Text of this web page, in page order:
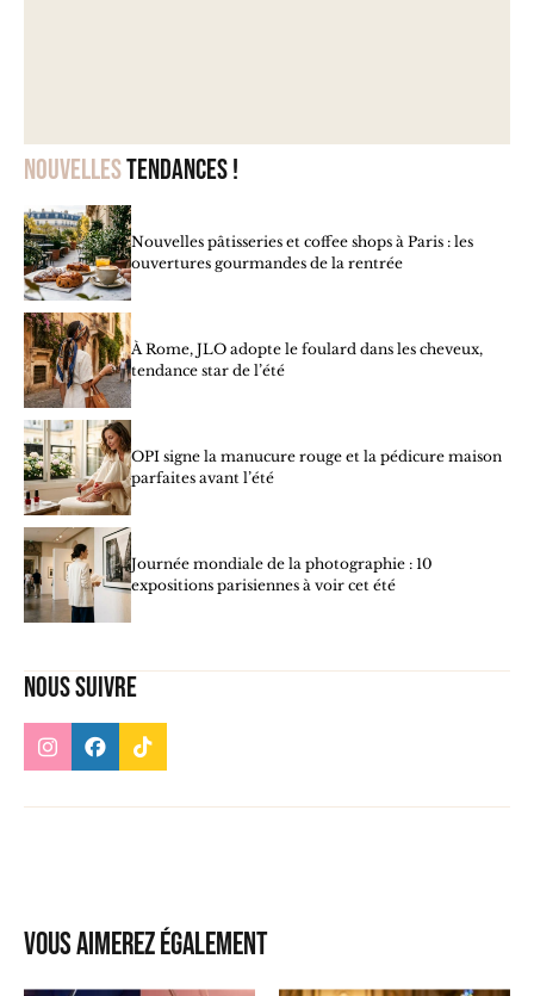
Nouvellestendances !
Nouvelles pâtisseries et coffee shops à Paris : les
ouvertures gourmandes de la rentrée
À Rome, JLO adopte le foulard dans les cheveux,
tendance star de l’été
OPI signe la manucure rouge et la pédicure maison
parfaites avant l’été
Journée mondiale de la photographie : 10
expositions parisiennes à voir cet été
Nous suivre
Vous aimerez également